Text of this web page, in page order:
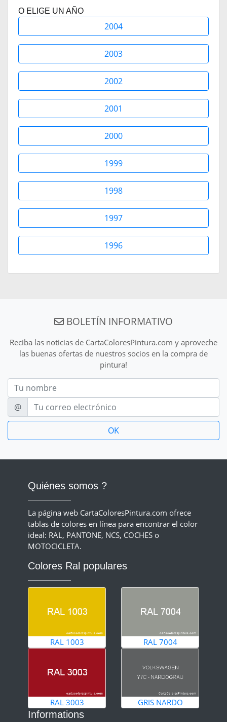
O ELIGE UN AÑO
2004
2003
2002
2001
2000
1999
1998
1997
1996
BOLETÍN INFORMATIVO
Reciba las noticias de CartaColoresPintura.com y aproveche
las buenas ofertas de nuestros socios en la compra de
pintura!
Nom
E-mail
@
Quiénes somos ?
La página web CartaColoresPintura.com ofrece
tablas de colores en línea para encontrar el color
ideal: RAL, PANTONE, NCS, COCHES o
MOTOCICLETA.
Colores Ral populares
RAL 1003 RAL 7004
RAL 3003 GRIS NARDO
Informations